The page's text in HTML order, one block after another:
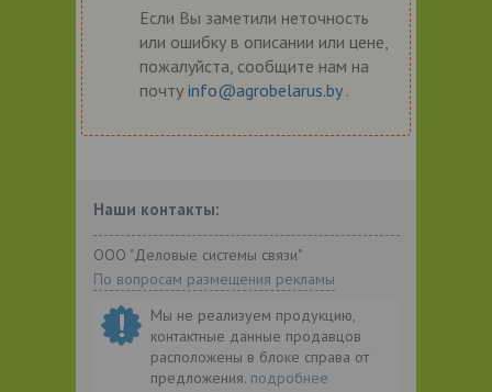
Если Вы заметили неточность
или ошибку в описании или цене,
пожалуйста, сообщите нам на
почту info@agrobelarus.by .
Наши контакты:
ООО "Деловые системы связи"
По вопросам размещения рекламы
Мы не реализуем продукцию,
контактные данные продавцов
расположены в блоке справа от
предложения. подробнее